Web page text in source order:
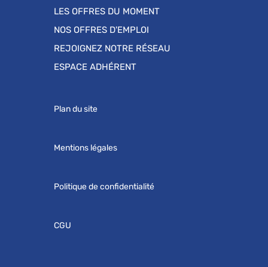
LES OFFRES DU MOMENT
NOS OFFRES D'EMPLOI
REJOIGNEZ NOTRE RÉSEAU
ESPACE ADHÉRENT
Plan du site
Mentions légales
Politique de confidentialité
CGU